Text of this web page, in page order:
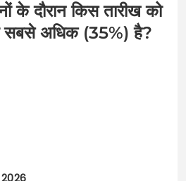
के दौरान किस तारीख को
सबसे अधिक (35%) है?